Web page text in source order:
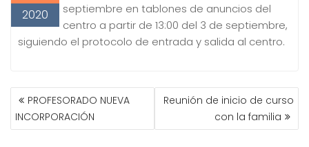
2020
septiembre en tablones de anuncios del
centro a partir de 13:00 del 3 de septiembre,
siguiendo el protocolo de entrada y salida al centro.
NAVEGACIÓN
DE
ENTRADAS
PROFESORADO NUEVA
INCORPORACIÓN
Reunión de inicio de curso
con la familia